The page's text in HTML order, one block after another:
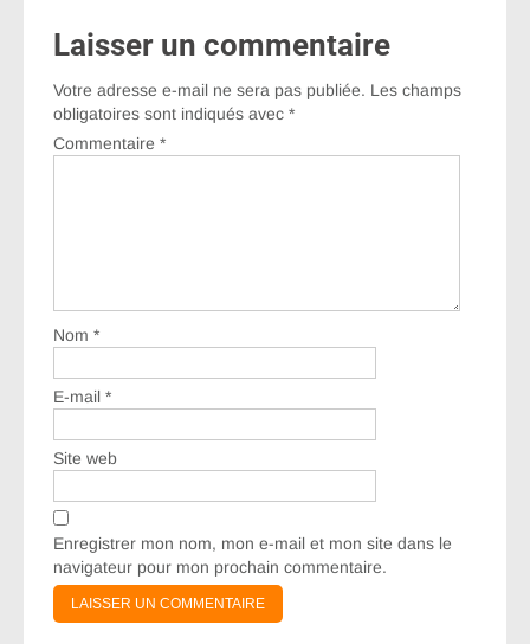
Laisser un commentaire
Votre adresse e-mail ne sera pas publiée. Les champs
obligatoires sont indiqués avec *
Commentaire *
Nom *
E-mail *
Site web
Enregistrer mon nom, mon e-mail et mon site dans le
navigateur pour mon prochain commentaire.